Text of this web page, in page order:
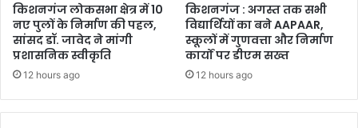
किशनगंज लोकसभा क्षेत्र में 10
नए पुलों के निर्माण की पहल,
सांसद डॉ. जावेद ने मांगी
प्रशासनिक स्वीकृति
12 hours ago
किशनगंज : अगस्त तक सभी
विद्यार्थियों का बने AAPAAR,
स्कूलों में गुणवत्ता और निर्माण
कार्यों पर डीएम सख्त
12 hours ago